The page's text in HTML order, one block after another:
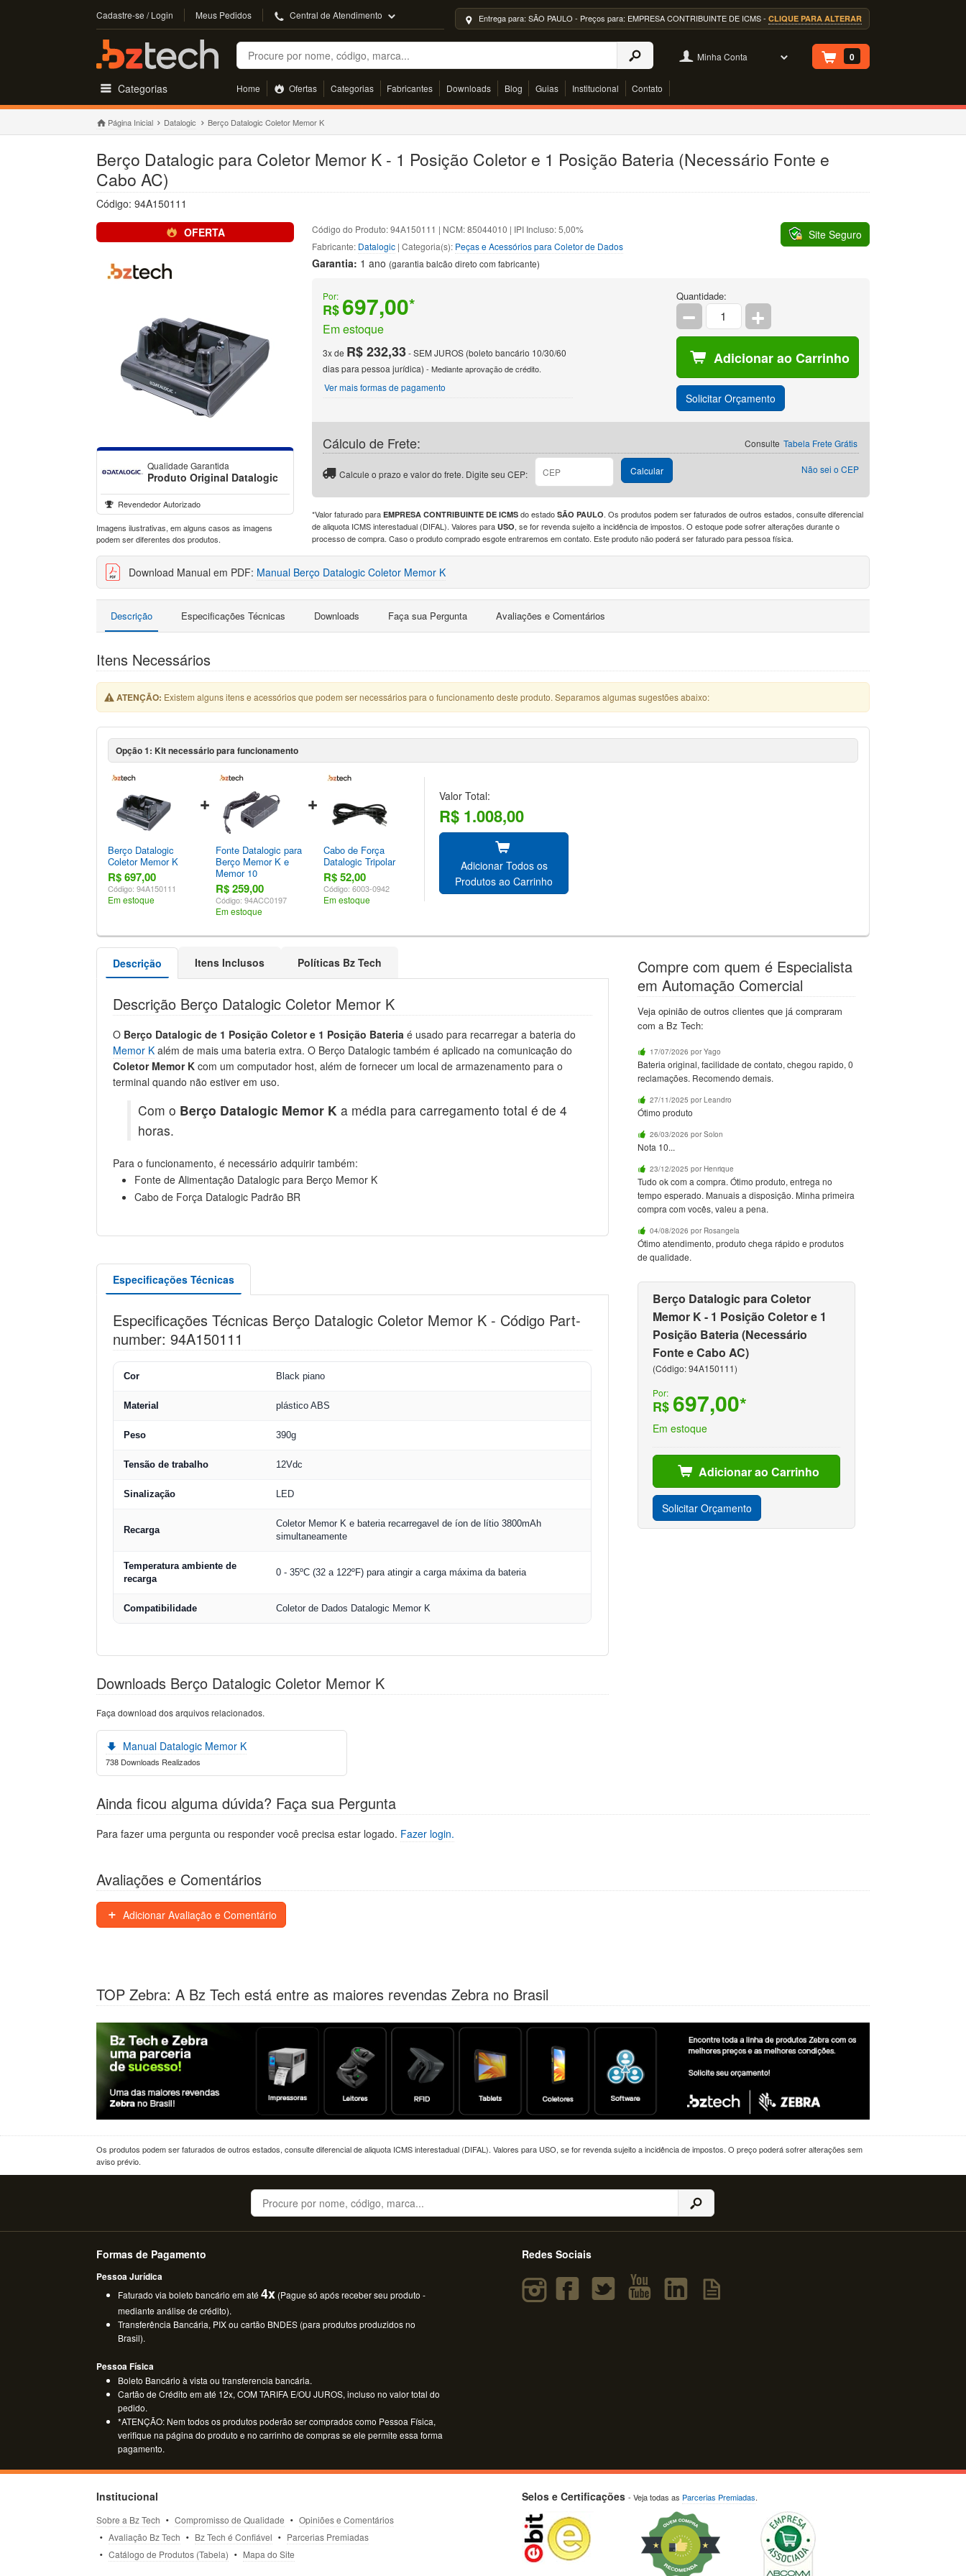
Cadastre-se / Login Meus Pedidos Central de Atendimento Entrega para: SÃO PAULO - Preços para: EMPRESA CONTRIBUINTE DE ICMS - CLIQUE PARA ALTERAR
Buscar
Minha Conta 0
Categorias Home Ofertas Categorias Fabricantes Downloads Blog Guias Institucional Contato
Página Inicial Datalogic Berço Datalogic Coletor Memor K
Berço Datalogic para Coletor Memor K - 1 Posição Coletor e 1 Posição Bateria (Necessário Fonte e
Cabo AC)
Código: 94A150111
Site Seguro
OFERTA
Qualidade Garantida
Produto Original Datalogic
Revendedor Autorizado
Imagens ilustrativas, em alguns casos as imagens
podem ser diferentes dos produtos.
Código do Produto: 94A150111 | NCM: 85044010 | IPI Incluso: 5,00%
Fabricante: Datalogic | Categoria(s): Peças e Acessórios para Coletor de Dados
Garantia: 1 ano (garantia balcão direto com fabricante)
Por:
R$697,00*
Em estoque
3x de R$ 232,33- SEM JUROS (boleto bancário 10/30/60
dias para pessoa jurídica) - Mediante aprovação de crédito.
Ver mais formas de pagamento
Quantidade:
Adicionar ao Carrinho
Solicitar Orçamento
Consulte Tabela Frete Grátis
Cálculo de Frete:
Calcule o prazo e valor do frete. Digite seu CEP:
CEP
Calcular Não sei o CEP
*Valor faturado paraEMPRESA CONTRIBUINTE DE ICMS do estadoSÃO PAULO. Os produtos podem ser faturados de outros estados, consulte diferencial
de aliquota ICMS interestadual (DIFAL). Valores paraUSO, se for revenda sujeito a incidência de impostos. O estoque pode sofrer alterações durante o
processo de compra. Caso o produto comprado esgote entraremos em contato. Este produto não poderá ser faturado para pessoa física.
Download Manual em PDF: Manual Berço Datalogic Coletor Memor K
Descrição Especificações Técnicas Downloads Faça sua Pergunta Avaliações e Comentários
Itens Necessários
ATENÇÃO: Existem alguns itens e acessórios que podem ser necessários para o funcionamento deste produto. Separamos algumas sugestões abaixo:
Opção 1: Kit necessário para funcionamento
Berço Datalogic
Coletor Memor K
R$ 697,00
Código: 94A150111
Em estoque
Fonte Datalogic para
Berço Memor K e
Memor 10
R$ 259,00
Código: 94ACC0197
Em estoque
Cabo de Força
Datalogic Tripolar
R$ 52,00
Código: 6003-0942
Em estoque
Valor Total:
R$ 1.008,00
Adicionar Todos os
Produtos ao Carrinho
Descrição Itens Inclusos Políticas Bz Tech
Descrição Berço Datalogic Coletor Memor K
O Berço Datalogic de 1 Posição Coletor e 1 Posição Bateria é usado para recarregar a bateria do
Memor K além de mais uma bateria extra. O Berço Datalogic também é aplicado na comunicação do
Coletor Memor K com um computador host, além de fornecer um local de armazenamento para o
terminal quando não estiver em uso.
Com o Berço Datalogic Memor K a média para carregamento total é de 4
horas.
Para o funcionamento, é necessário adquirir também:
Fonte de Alimentação Datalogic para Berço Memor K
Cabo de Força Datalogic Padrão BR
Especificações Técnicas
Especificações Técnicas Berço Datalogic Coletor Memor K - Código Part-
number: 94A150111
Cor Black piano
Material plástico ABS
Peso 390g
Tensão de trabalho 12Vdc
Sinalização LED
Recarga
Coletor Memor K e bateria recarregavel de íon de lítio 3800mAh
simultaneamente
Temperatura ambiente de
recarga
0 - 35ºC (32 a 122ºF) para atingir a carga máxima da bateria
Compatibilidade Coletor de Dados Datalogic Memor K
Downloads Berço Datalogic Coletor Memor K
Faça download dos arquivos relacionados.
Manual Datalogic Memor K
738 Downloads Realizados
Compre com quem é Especialista
em Automação Comercial
Veja opinião de outros clientes que já compraram
com a Bz Tech:
17/07/2026 por Yago
Bateria original, facilidade de contato, chegou rapido, 0
reclamações. Recomendo demais.
27/11/2025 por Leandro
Ótimo produto
26/03/2026 por Solon
Nota 10...
23/12/2025 por Henrique
Tudo ok com a compra. Ótimo produto, entrega no
tempo esperado. Manuais a disposição. Minha primeira
compra com vocês, valeu a pena.
04/08/2026 por Rosangela
Ótimo atendimento, produto chega rápido e produtos
de qualidade.
Berço Datalogic para Coletor
Memor K - 1 Posição Coletor e 1
Posição Bateria (Necessário
Fonte e Cabo AC)
(Código: 94A150111)
Por:
R$ 697,00*
Em estoque
Adicionar ao Carrinho
Solicitar Orçamento
Ainda ficou alguma dúvida? Faça sua Pergunta
Para fazer uma pergunta ou responder você precisa estar logado. Fazer login.
Avaliações e Comentários
Adicionar Avaliação e Comentário
TOP Zebra: A Bz Tech está entre as maiores revendas Zebra no Brasil
Os produtos podem ser faturados de outros estados, consulte diferencial de aliquota ICMS interestadual (DIFAL). Valores para USO, se for revenda sujeito a incidência de impostos. O preço poderá sofrer alterações sem
aviso prévio.
Buscar
Formas de Pagamento
Pessoa Jurídica
Faturado via boleto bancário em até4x (Pague só após receber seu produto -
mediante análise de crédito).
Transferência Bancária, PIX ou cartão BNDES (para produtos produzidos no
Brasil).
Pessoa Física
Boleto Bancário à vista ou transferencia bancária.
Cartão de Crédito em até 12x, COM TARIFA E/OU JUROS, incluso no valor total do
pedido.
*ATENÇÃO: Nem todos os produtos poderão ser comprados como Pessoa Física,
verifique na página do produto e no carrinho de compras se ele permite essa forma
pagamento.
Redes Sociais
Institucional
Sobre a Bz Tech Compromisso de Qualidade
Opiniões e Comentários
Avaliação Bz Tech
Bz Tech é Confiável
Parcerias Premiadas
Catálogo de Produtos (Tabela)
Mapa do Site
Selos e Certificações - Veja todas as Parcerias Premiadas.